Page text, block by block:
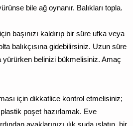
bile ağ oynanır. Balıkları topla.
başınızı kaldırıp bir süre ufka veya
balıkçısına gidebilirsiniz. Uzun süre
yürürken belinizi bükmelisiniz. Amaç
için dikkatlice kontrol etmelisiniz;
poşet hazırlamak. Eve
ayaklarınızı ılık suda ıslatın, bir